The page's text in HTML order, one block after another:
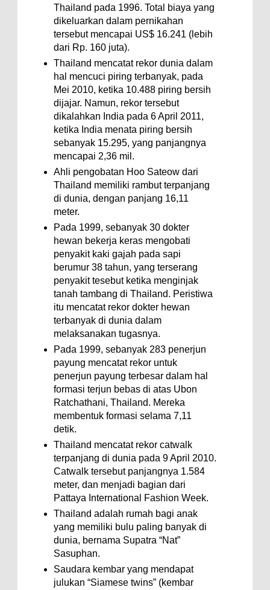
Thailand pada 1996. Total biaya yang
dikeluarkan dalam pernikahan
tersebut mencapai US$ 16.241 (lebih
dari Rp. 160 juta).
Thailand mencatat rekor dunia dalam
hal mencuci piring terbanyak, pada
Mei 2010, ketika 10.488 piring bersih
dijajar. Namun, rekor tersebut
dikalahkan India pada 6 April 2011,
ketika India menata piring bersih
sebanyak 15.295, yang panjangnya
mencapai 2,36 mil.
Ahli pengobatan Hoo Sateow dari
Thailand memiliki rambut terpanjang
di dunia, dengan panjang 16,11
meter.
Pada 1999, sebanyak 30 dokter
hewan bekerja keras mengobati
penyakit kaki gajah pada sapi
berumur 38 tahun, yang terserang
penyakit tesebut ketika menginjak
tanah tambang di Thailand. Peristiwa
itu mencatat rekor dokter hewan
terbanyak di dunia dalam
melaksanakan tugasnya.
Pada 1999, sebanyak 283 penerjun
payung mencatat rekor untuk
penerjun payung terbesar dalam hal
formasi terjun bebas di atas Ubon
Ratchathani, Thailand. Mereka
membentuk formasi selama 7,11
detik.
Thailand mencatat rekor catwalk
terpanjang di dunia pada 9 April 2010.
Catwalk tersebut panjangnya 1.584
meter, dan menjadi bagian dari
Pattaya International Fashion Week.
Thailand adalah rumah bagi anak
yang memiliki bulu paling banyak di
dunia, bernama Supatra “Nat”
Sasuphan.
Saudara kembar yang mendapat
julukan “Siamese twins” (kembar